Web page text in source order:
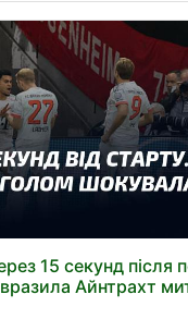
15 секунд після
Айнтрахт